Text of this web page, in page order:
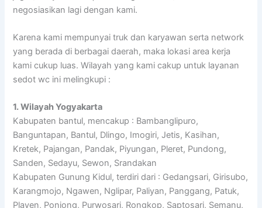
negosiasikan lagi dengan kami.
Karena kami mempunyai truk dan karyawan serta network
yang berada di berbagai daerah, maka lokasi area kerja
kami cukup luas. Wilayah yang kami cakup untuk layanan
sedot wc ini melingkupi :
1. Wilayah Yogyakarta
Kabupaten bantul, mencakup : Bambanglipuro,
Banguntapan, Bantul, Dlingo, Imogiri, Jetis, Kasihan,
Kretek, Pajangan, Pandak, Piyungan, Pleret, Pundong,
Sanden, Sedayu, Sewon, Srandakan
Kabupaten Gunung Kidul, terdiri dari : Gedangsari, Girisubo,
Karangmojo, Ngawen, Nglipar, Paliyan, Panggang, Patuk,
Playen, Ponjong, Purwosari, Rongkop, Saptosari, Semanu,